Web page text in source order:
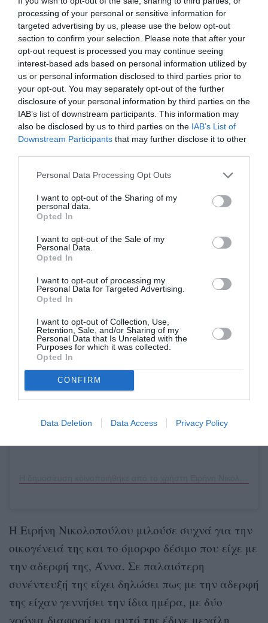
processing of your personal or sensitive information for
targeted advertising by us, please use the below opt-out
section to confirm your selection. Please note that after your
opt-out request is processed you may continue seeing
interest-based ads based on personal information utilized by
us or personal information disclosed to third parties prior to
your opt-out. You may separately opt-out of the further
disclosure of your personal information by third parties on the
IAB’s list of downstream participants. This information may
also be disclosed by us to third parties on the IAB’s List of
Downstream Participants that may further disclose it to other
Personal Data Processing Opt Outs
I want to opt-out of the Sharing of my
personal data.
Opted In
I want to opt-out of the Sale of my
Personal Data.
Opted In
I want to opt-out of processing my
Personal Data for Targeted Advertising.
Opted In
I want to opt-out of Collection, Use,
Retention, Sale, and/or Sharing of my
Personal Data that Is Unrelated with the
Purposes for which it was collected.
Opted In
CONFIRM
Data Deletion Data Access Privacy Policy
μου η Μαρίνα, η Ιόλη, ο Ερμής. Θα την
αποχαιρετήσουμε στην Αγία Φιλοθέη αλλά η
τελευταία της κατοικία θα είναι μαζί με τη
μητέρα μας στην Ερμιόνη».
Δείτε αυτή τη δημοσίευση στο Instagram.
H Ειρήνη Νικολοπούλου μιλούσε συχνά για την
οικογένειά της και το όμορφο δέσιμο που είχε με
την αδερφή της, Άννα. Σε παλαιότερη
συνέντευξή της είχει δηλώσει πως με την αδερφή
της είχαν γεννήσει την ίδια ημέρα, με δύο
χρόνια διαφορά και αυτό της έδινε μεγάλη